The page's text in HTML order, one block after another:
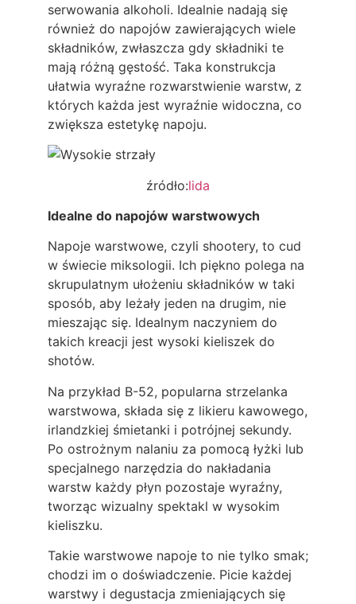
serwowania alkoholi. Idealnie nadają się
również do napojów zawierających wiele
składników, zwłaszcza gdy składniki te
mają różną gęstość. Taka konstrukcja
ułatwia wyraźne rozwarstwienie warstw, z
których każda jest wyraźnie widoczna, co
zwiększa estetykę napoju.
źródło:lida
Idealne do napojów warstwowych
Napoje warstwowe, czyli shootery, to cud
w świecie miksologii. Ich piękno polega na
skrupulatnym ułożeniu składników w taki
sposób, aby leżały jeden na drugim, nie
mieszając się. Idealnym naczyniem do
takich kreacji jest wysoki kieliszek do
shotów.
Na przykład B-52, popularna strzelanka
warstwowa, składa się z likieru kawowego,
irlandzkiej śmietanki i potrójnej sekundy.
Po ostrożnym nalaniu za pomocą łyżki lub
specjalnego narzędzia do nakładania
warstw każdy płyn pozostaje wyraźny,
tworząc wizualny spektakl w wysokim
kieliszku.
Takie warstwowe napoje to nie tylko smak;
chodzi im o doświadczenie. Picie każdej
warstwy i degustacja zmieniających się